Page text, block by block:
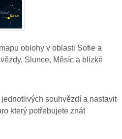
oblohy v oblasti Sofie a
Slunce, Měsíc a blízké
souhvězdí a nastavit
který potřebujete znát